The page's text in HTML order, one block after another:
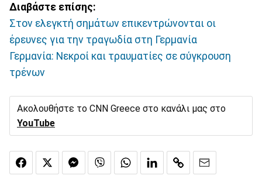
Διαβάστε επίσης:
Στον ελεγκτή σημάτων επικεντρώνονται οι
έρευνες για την τραγωδία στη Γερμανία
Γερμανία: Νεκροί και τραυματίες σε σύγκρουση
τρένων
Ακολουθήστε το CNN Greece στο κανάλι μας στο
YouTube